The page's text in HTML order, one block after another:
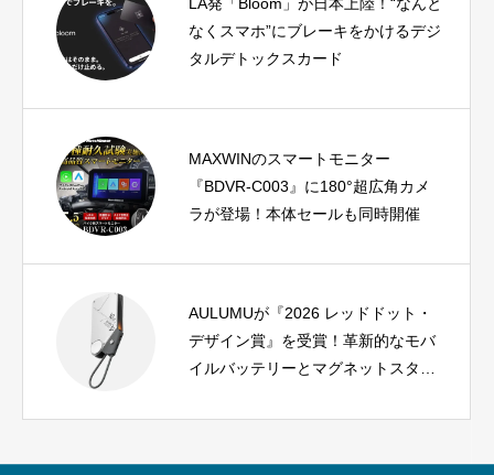
なくスマホ”にブレーキをかけるデジ
タルデトックスカード
MAXWINのスマートモニター
『BDVR-C003』に180°超広角カメ
ラが登場！本体セールも同時開催
AULUMUが『2026 レッドドット・
デザイン賞』を受賞！革新的なモバ
イルバッテリーとマグネットスタン